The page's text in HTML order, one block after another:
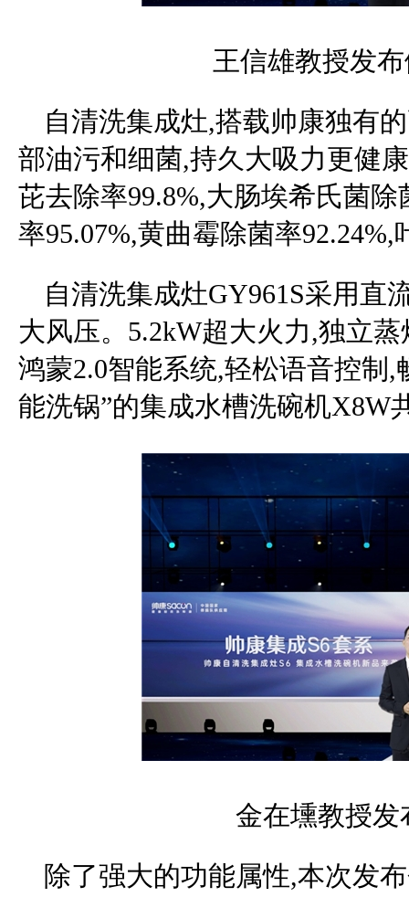
王信雄教授发
自清洗集成灶,搭载帅康独有
部油污和细菌,持久大吸力更健
芘去除率99.8%,大肠埃希氏菌
率95.07%,黄曲霉除菌率92.24%,
自清洗集成灶GY961S采用直
大风压。5.2kW超大火力,独立
鸿蒙2.0智能系统,轻松语音控制
能洗锅”的集成水槽洗碗机X8W
金在壎教授发
除了强大的功能属性,本次发